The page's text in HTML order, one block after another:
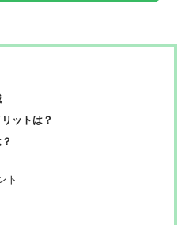
ットは？
ト